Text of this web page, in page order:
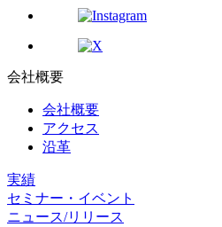
会社概要
会社概要
アクセス
沿革
実績
セミナー・イベント
ニュース/リリース